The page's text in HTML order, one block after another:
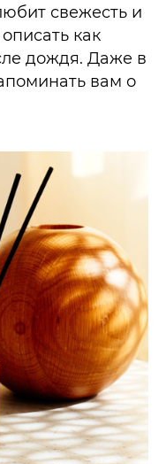
свежесть и
как
дождя. Даже в
вам о